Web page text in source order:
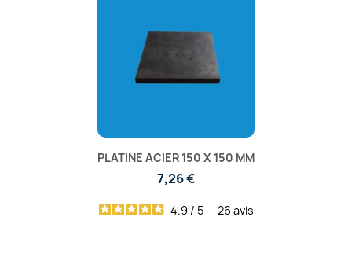
PLATINE ACIER 150 X 150 MM
7,26 €
4.9 / 5 - 26 avis